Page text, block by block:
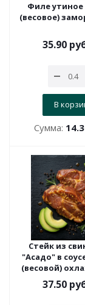
Филе
(весовое)
35.90
В
Сумма:
Стейк из
"Асадо" в
(весовой)
37.50